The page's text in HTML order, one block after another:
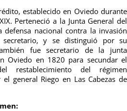
establecido en Oviedo durante
Perteneció a la Junta General del
defensa nacional contra la invasión
y se distinguió por su
fue secretario de la junta
Oviedo en 1820 para secundar el
restablecimiento del régimen
general Riego en Las Cabezas de